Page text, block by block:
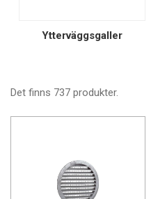
Ytterväggsgaller
Det finns 737 produkter.